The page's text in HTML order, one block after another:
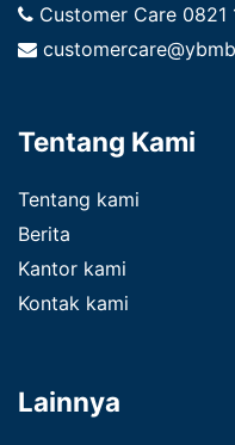
Customer Care 0821
Tentang Kami
Tentang kami
Berita
Kantor kami
Kontak kami
Lainnya